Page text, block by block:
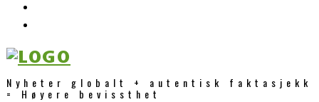
Nyheter globalt + autentisk faktasjekk
= Høyere bevissthet